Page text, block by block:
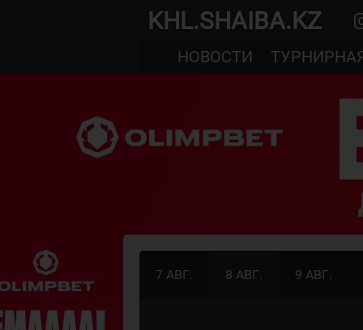
KHL.SHAIBA.KZ
НОВОСТИ
7 АВГ. 8 АВГ. 9 АВГ.